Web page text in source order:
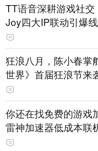
TT语音深耕游戏社
Joy四大IP联动引爆
狂浪八月，陈小春掌
世界》首届狂浪节来
直播即将开启
你还在找免费的游戏
雷神加速器低成本联
免费试用